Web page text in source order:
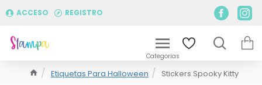
ACCESO REGISTRO
Etiquetas Para Halloween Stickers Spooky Kitty